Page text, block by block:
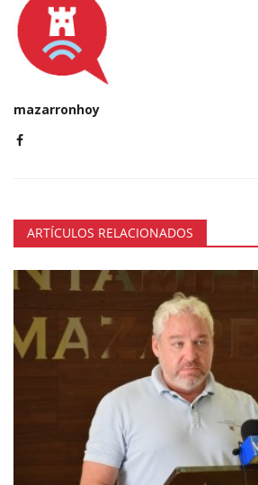
mazarronhoy
ARTÍCULOS RELACIONADOS